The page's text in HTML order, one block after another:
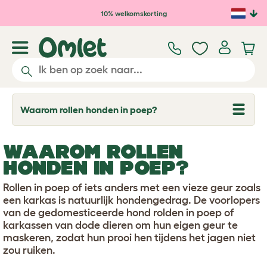
Ga naar de hoofdinhoud
10% welkomskorting
Waarom rollen honden in poep?
T
o
l
e
d
o
p
d
o
w
n
WAAROM ROLLEN
HONDEN IN POEP?
Rollen in poep of iets anders met een vieze geur zoals
een karkas is natuurlijk hondengedrag. De voorlopers
van de gedomesticeerde hond rolden in poep of
karkassen van dode dieren om hun eigen geur te
maskeren, zodat hun prooi hen tijdens het jagen niet
zou ruiken.